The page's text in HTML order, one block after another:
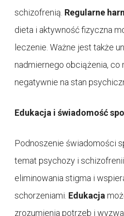
schizofrenią. Regularne
dieta i aktywność fizyczna
leczenie. Ważne jest także
nadmiernego obciążenia, co
negatywnie na stan
Edukacja i świadomość
Podnoszenie świadomości
temat psychozy i
eliminowania stigma i
schorzeniami. Edukacja
zrozumienia potrzeb i